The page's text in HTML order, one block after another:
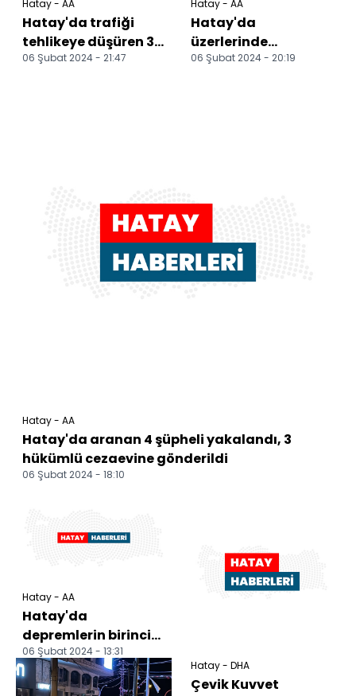
Hatay - AA
Hatay'da trafiği
tehlikeye düşüren 3
motosiklet
06 Şubat 2024 - 21:47
Hatay - AA
Hatay'da
üzerlerinde
ruhsatsız silah ve
06 Şubat 2024 - 20:19
Hatay - AA
Hatay'da aranan 4 şüpheli yakalandı, 3
hükümlü cezaevine gönderildi
06 Şubat 2024 - 18:10
Hatay - AA
Hatay'da
depremlerin birinci
yılında mezarlık
ziyareti
06 Şubat 2024 - 13:31
Hatay - DHA
Çevik Kuvvet